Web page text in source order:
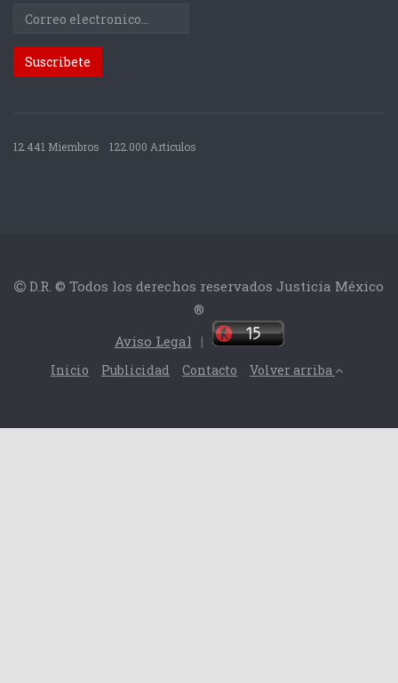
12.441 Miembros 122.000 Articulos
D.R. © Todos los derechos reservados Justicia México
®
Aviso Legal |
Inicio Publicidad Contacto Volver arriba